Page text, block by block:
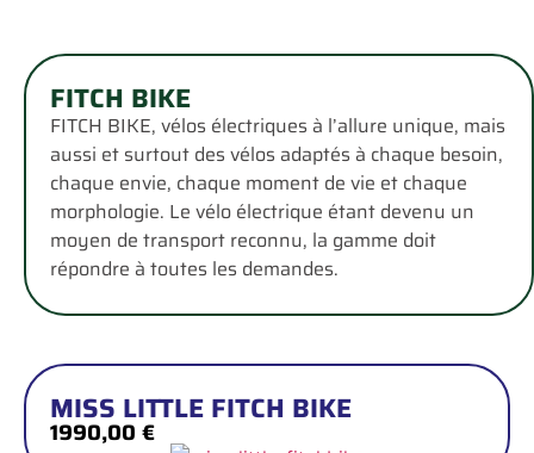
FITCH BIKE
FITCH BIKE, vélos électriques à l’allure unique, mais
aussi et surtout des vélos adaptés à chaque besoin,
chaque envie, chaque moment de vie et chaque
morphologie. Le vélo électrique étant devenu un
moyen de transport reconnu, la gamme doit
répondre à toutes les demandes.
MISS LITTLE FITCH BIKE
1990,00 €